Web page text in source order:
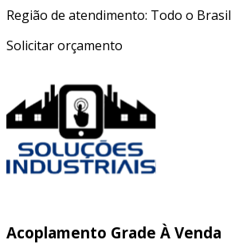
Região de atendimento: Todo o Brasil
Solicitar orçamento
Acoplamento Grade À Venda